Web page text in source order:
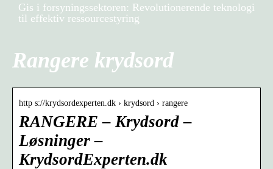
Gis i forsyningssektoren: Revolutionerende teknologi
til effektiv ressourcestyring
Rangere krydsord
http s://krydsordexperten.dk › krydsord › rangere
RANGERE – Krydsord –
Løsninger –
KrydsordExperten.dk